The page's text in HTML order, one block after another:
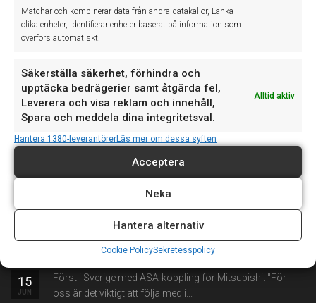
Matchar och kombinerar data från andra datakällor, Länka
olika enheter, Identifierar enheter baserat på information som
överförs automatiskt.
Säkerställa säkerhet, förhindra och
upptäcka bedrägerier samt åtgärda fel,
Leverera och visa reklam och innehåll,
Spara och meddela dina integritetsval.
Alltid aktiv
Hantera 1380-leverantörerLäs mer om dessa syften
Acceptera
Neka
Hantera alternativ
Cookie PolicySekretesspolicy
Senaste nytt
20
Vi upplever just nu ett driftfel som påverkar teknikerappen,
17
Vi vill informera om våra avvikande öppettider denna
vecka: Torsdag 18 juni: Supporten stänger...
15
JUN
Först i Sverige med ASA-koppling för Mitsubishi. "För
oss är det viktigt att följa med i...